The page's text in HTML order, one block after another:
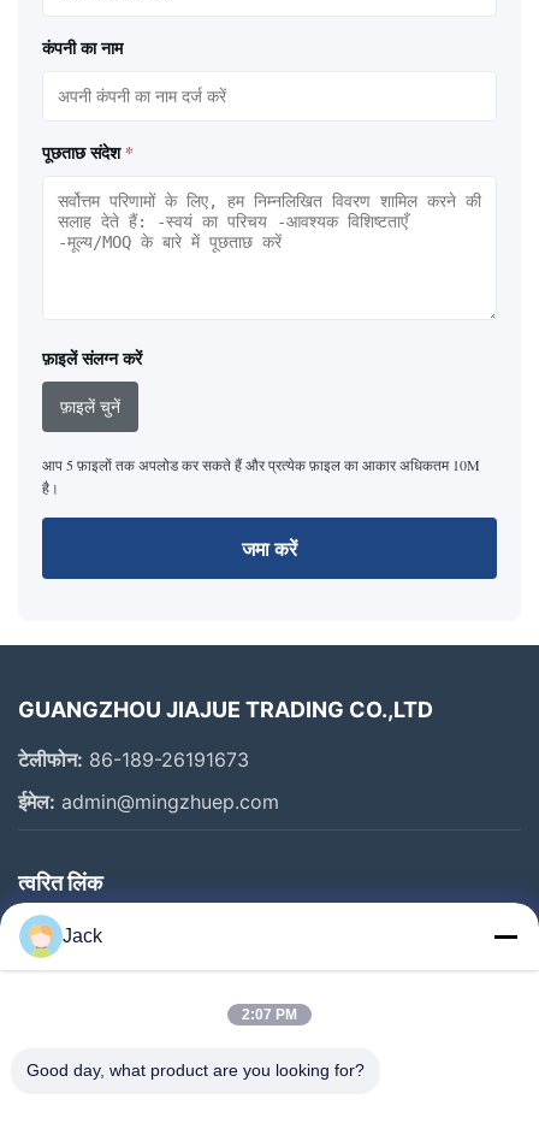
कंपनी का नाम
पूछताछ संदेश *
फ़ाइलें संलग्न करें
फ़ाइलें चुनें
आप 5 फ़ाइलों तक अपलोड कर सकते हैं और प्रत्येक फ़ाइल का आकार अधिकतम 10M
है।
जमा करें
GUANGZHOU JIAJUE TRADING CO.,LTD
टेलीफोन: 86-189-26191673
ईमेल: admin@mingzhuep.com
त्वरित लिंक
घर
उत्पाद
कारखाने का दौरा
Jack
2:07 PM
Good day, what product are you looking for?